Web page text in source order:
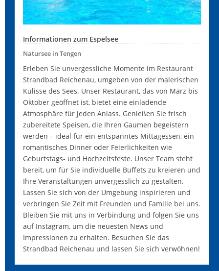
Informationen zum Espelsee
Natursee in Tengen
Erleben Sie unvergessliche Momente im Restaurant
Strandbad Reichenau, umgeben von der malerischen
Kulisse des Sees. Unser Restaurant, das von März bis
Oktober geöffnet ist, bietet eine einladende
Atmosphäre für jeden Anlass. Genießen Sie frisch
zubereitete Speisen, die Ihren Gaumen begeistern
werden – ideal für ein entspanntes Mittagessen, ein
romantisches Dinner oder Feierlichkeiten wie
Geburtstags- und Hochzeitsfeste. Unser Team steht
bereit, um für Sie individuelle Buffets zu kreieren und
Ihre Veranstaltungen unvergesslich zu gestalten.
Lassen Sie sich von der Umgebung inspirieren und
verbringen Sie Zeit mit Freunden und Familie bei uns.
Bleiben Sie mit uns in Verbindung und folgen Sie uns
auf Instagram, um die neuesten News und
Impressionen zu erhalten. Besuchen Sie das
Strandbad Reichenau und lassen Sie sich verwöhnen!